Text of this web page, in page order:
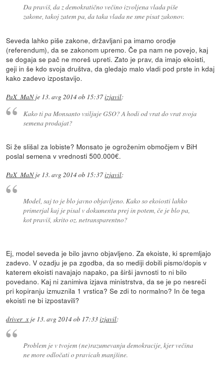
Da praviš, da z demokratično večino izvoljena vlada piše
zakone, takoj zatem pa, da taka vlada ne sme pisat zakonov.
Seveda lahko piše zakone, državljani pa imamo orodje
(referendum), da se zakonom upremo. Če pa nam ne povejo, kaj
se dogaja se pač ne moreš upreti. Zato je prav, da imajo ekoisti,
geji in še kdo svoja društva, da gledajo malo vladi pod prste in kdaj
kako zadevo izpostavijo.
PaX_MaNje 13. avg 2014 ob 15:37izjavil:
Kako ti pa Monsanto vsiljuje GSO? A hodi od vrat do vrat svoja
semena prodajat?
Si že slišal za lobiste? Monsato je ogroženim območjem v BiH
poslal semena v vrednosti 500.000€.
PaX_MaNje 13. avg 2014 ob 15:37izjavil:
Model, saj to je blo javno objavljeno. Kako so ekoiosti lahko
primerjal kaj je pisal v dokumentu prej in potem, če je blo pa,
kot praviš, skrito oz. netransparentno?
Ej, model seveda je bilo javno objavljeno. Za ekoiste, ki spremljajo
zadevo. V ozadju je pa zgodba, da so mediji dobili pismo/dopis v
katerem ekoisti navajajo napako, pa širši javnosti to ni bilo
povedano. Kaj ni zanimiva izjava ministrstva, da se je po nesreči
pri kopiranju izmuznila 1 vrstica? Se zdi to normalno? In če tega
ekoisti ne bi izpostavili?
driver_x je 13. avg 2014 ob 17:33izjavil:
Problem je v tvojem (ne)razumevanju demokracije, kjer večina
ne more odločati o pravicah manjšine.